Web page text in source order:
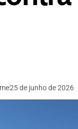
25 de junho de 2026